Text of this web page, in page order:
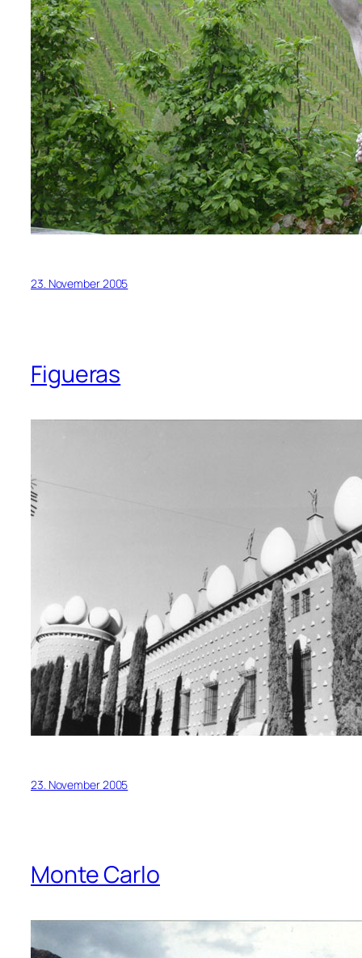
23. November 2005
Figueras
23. November 2005
Monte Carlo